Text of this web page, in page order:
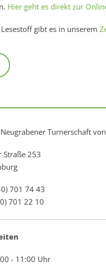
Hier geht es direkt zur
gibt es in unserem
Turnerschaft
Straße 253
701 74 43
701 22 10
- 11:00 Uhr